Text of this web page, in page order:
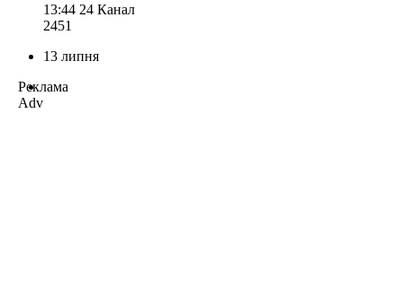
13:44 24 Канал
2451
13 липня
Реклама
Adv